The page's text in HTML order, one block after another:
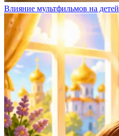
Влияние мультфильмов на детей